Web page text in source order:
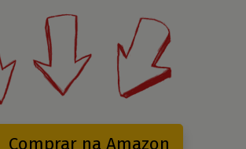
Comprar na Amazon